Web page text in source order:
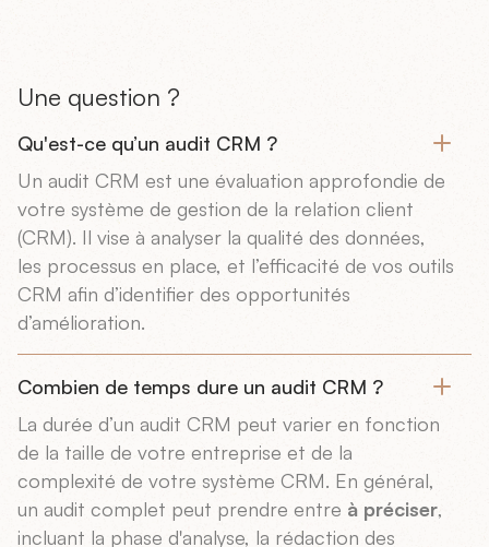
Une question ?
Qu'est-ce qu’un audit CRM ?
Un audit CRM est une évaluation approfondie de
votre système de gestion de la relation client
(CRM). Il vise à analyser la qualité des données,
les processus en place, et l’efficacité de vos outils
CRM afin d’identifier des opportunités
d’amélioration.
Combien de temps dure un audit CRM ?
La durée d’un audit CRM peut varier en fonction
de la taille de votre entreprise et de la
complexité de votre système CRM. En général,
un audit complet peut prendre entre à préciser,
incluant la phase d'analyse, la rédaction des